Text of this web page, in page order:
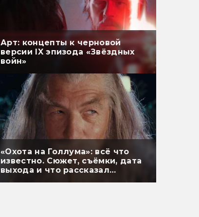
Арт: концепты к черновой
версии IX эпизода «Звёздных
войн»
«Охота на Голлума»: всё что
известно. Сюжет, съёмки, дата
выхода и что рассказал